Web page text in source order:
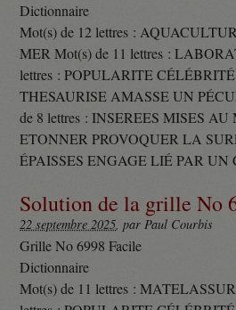
Dictionnaire
Mot(s) de 12 lettres :
MER Mot(s) de 11 lettres :
lettres : POPULARITE
THESAURISE AMASSE UN
de 8 lettres : INSEREES MISES
ETONNER PROVOQUER LA
ÉPAISSES ENGAGE LIÉ PAR
Solution de la grille No
22 septembre 2025, par Paul Courbis
Grille No 6998 Facile
Dictionnaire
Mot(s) de 11 lettres :